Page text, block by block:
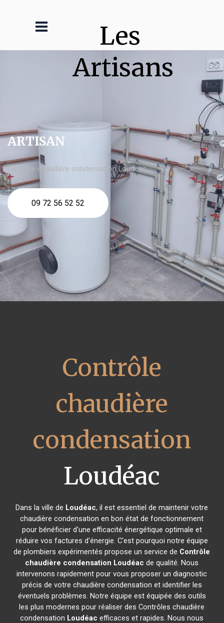
Les
Artisans
ARTISAN
Contrôle chaudière condensation Loudéac
09 72 56 52 52
Contrôle
chaudière
condensation
Loudéac
Dans la ville de Loudéac, il est essentiel de maintenir votre
chaudière condensation en bon état de fonctionnement
pour bénéficier d'une efficacité énergétique optimale et
réduire vos factures d'énergie. C'est pourquoi notre équipe
de plombiers expérimentés propose un service de Contrôle
chaudière condensation Loudéac de qualité. Nous
intervenons rapidement pour vous proposer un diagnostic
précis de votre chaudière condensation et identifier les
éventuels problèmes. Notre équipe est équipée des outils
les plus modernes pour réaliser des Contrôles chaudière
condensation Loudéac efficaces et rapides. Nous nous